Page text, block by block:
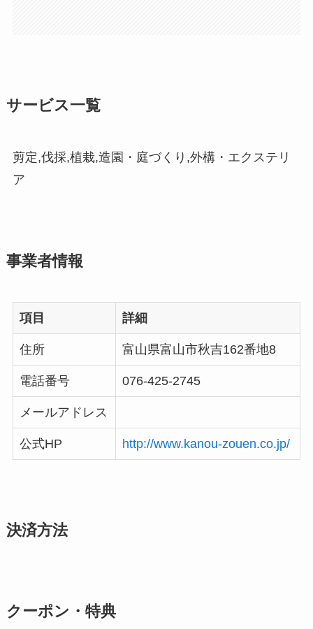
サービス一覧
剪定,伐採,植栽,造園・庭づくり,外構・エクステリ
ア
事業者情報
項目 詳細
住所 富山県富山市秋吉162番地8
電話番号 076-425-2745
メールアドレス
公式HP http://www.kanou-zouen.co.jp/
決済方法
クーポン・特典